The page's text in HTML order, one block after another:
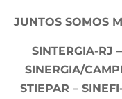
JUNTOS SOMOS
SINTERGIA-RJ
SINERGIA/
STIEPAR –